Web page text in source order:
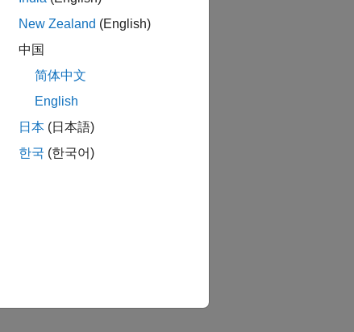
New Zealand (English)
中国
简体中文
English
日本 (日本語)
한국 (한국어)